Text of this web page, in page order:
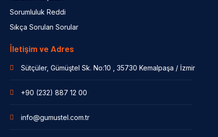
Sorumluluk Reddi
Sıkça Sorulan Sorular
İletişim ve Adres
Sütçüler, Gümüştel Sk. No:10 , 35730 Kemalpaşa / İzmir
+90 (232) 887 12 00
info@gumustel.com.tr